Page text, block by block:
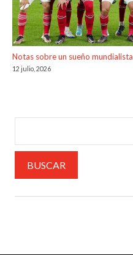
Notas sobre un sueño mundialista
12 julio, 2026